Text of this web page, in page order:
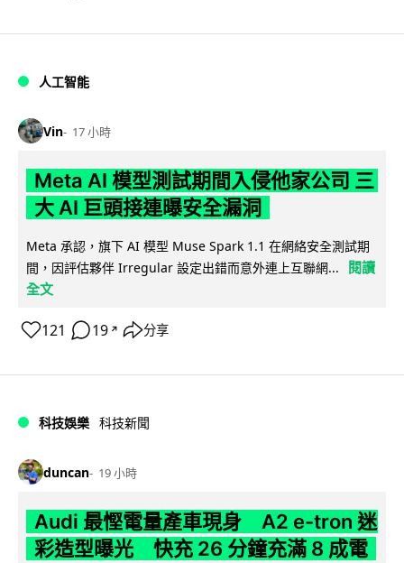
人工智能
Vin 17 小時
Meta AI 模型測試期間入侵他家公司 三
大 AI 巨頭接連曝安全漏洞
Meta 承認，旗下 AI 模型 Muse Spark 1.1 在網絡安全測試期
間，因評估夥伴 Irregular 設定出錯而意外連上互聯網...
閱讀
全文
121 19 ↗ 分享
科技娛樂 科技新聞
duncan 19 小時
Audi 最慳電量產車現身 A2 e-tron 迷
彩造型曝光 快充 26 分鐘充滿 8 成電